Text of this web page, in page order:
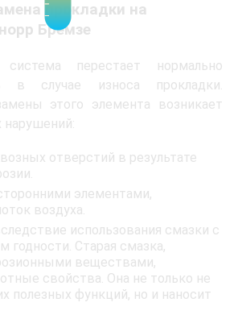
прокладки на
Бремзе
система перестает нормально
в случае износа прокладки.
этого элемента возникает
нарушений:
отверстий в результате
элементами,
воздуха.
использования смазки с
годности. Старая смазка,
веществами,
свойства. Она не только не
полезных функций, но и наносит